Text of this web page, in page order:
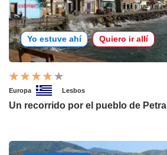
Yo estuve ahí Quiero ir allí
Europa Lesbos
Un recorrido por el pueblo de Petra